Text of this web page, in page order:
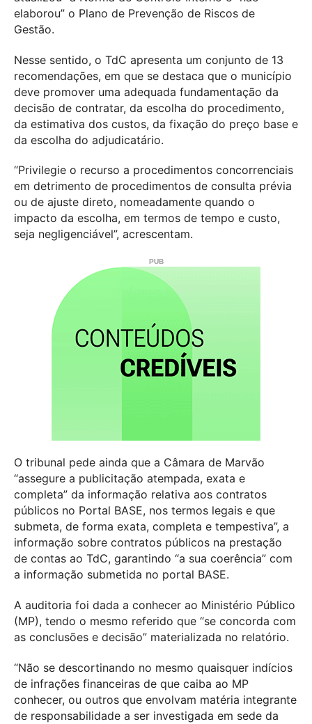
elaborou” o Plano de Prevenção de Riscos de
Gestão.
Nesse sentido, o TdC apresenta um conjunto de 13
recomendações, em que se destaca que o município
deve promover uma adequada fundamentação da
decisão de contratar, da escolha do procedimento,
da estimativa dos custos, da fixação do preço base e
da escolha do adjudicatário.
“Privilegie o recurso a procedimentos concorrenciais
em detrimento de procedimentos de consulta prévia
ou de ajuste direto, nomeadamente quando o
impacto da escolha, em termos de tempo e custo,
seja negligenciável”, acrescentam.
O tribunal pede ainda que a Câmara de Marvão
“assegure a publicitação atempada, exata e
completa” da informação relativa aos contratos
públicos no Portal BASE, nos termos legais e que
submeta, de forma exata, completa e tempestiva”, a
informação sobre contratos públicos na prestação
de contas ao TdC, garantindo “a sua coerência” com
a informação submetida no portal BASE.
A auditoria foi dada a conhecer ao Ministério Público
(MP), tendo o mesmo referido que “se concorda com
as conclusões e decisão” materializada no relatório.
“Não se descortinando no mesmo quaisquer indícios
de infrações financeiras de que caiba ao MP
conhecer, ou outros que envolvam matéria integrante
de responsabilidade a ser investigada em sede da